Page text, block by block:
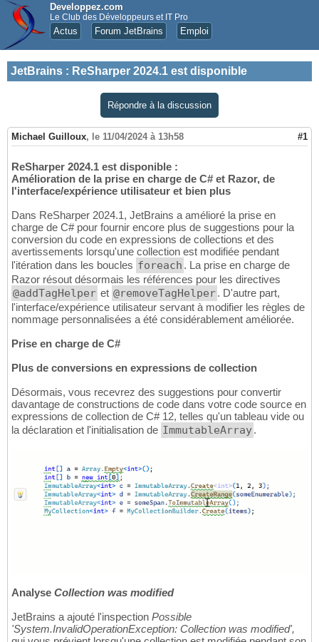
Developpez.com
Le Club des Développeurs et IT Pro
Actus Forum JetBrains Emploi
JetBrains : ReSharper 2024.1 est disponible
Répondre à la discussion
Michael Guilloux, le 11/04/2024 à 13h58 #1
ReSharper 2024.1 est disponible :
Amélioration de la prise en charge de C# et Razor, de
l'interface/expérience utilisateur et bien plus
Dans ReSharper 2024.1, JetBrains a amélioré la prise en
charge de C# pour fournir encore plus de suggestions pour la
conversion du code en expressions de collections et des
avertissements lorsqu'une collection est modifiée pendant
l'itération dans les boucles foreach . La prise en charge de
Razor résout désormais les références pour les directives
@addTagHelper et @removeTagHelper. D'autre part,
l'interface/expérience utilisateur servant à modifier les règles de
nommage personnalisées a été considérablement améliorée.
Prise en charge de C#
Plus de conversions en expressions de collection
Désormais, vous recevrez des suggestions pour convertir
davantage de constructions de code dans votre code source en
expressions de collection de C# 12, telles qu'un tableau vide ou
la déclaration et l'initialisation de ImmutableArray.
Analyse Collection was modified
JetBrains a ajouté l'inspection Possible
'System.InvalidOperationException: Collection was modified',